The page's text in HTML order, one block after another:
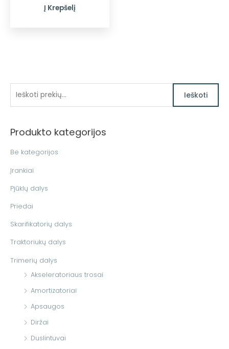
k
i
Ieškoti
Produkto kategorijos
Be kategorijos
Įrankiai
Pjūklų dalys
Priedai
Skarifikatorių dalys
Traktoriukų dalys
Trimerių dalys
Akseleratoriaus trosai
Amortizatoriai
Apsaugos
Diržai
Duslintuvai
Į Krepšelį